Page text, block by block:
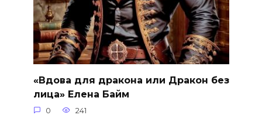
«Вдова для дракона или Дракон без
лица» Елена Байм
0 241